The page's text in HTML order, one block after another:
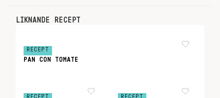
LIKNANDE RECEPT
RECEPT
PAN CON TOMATE
RECEPT RECEPT